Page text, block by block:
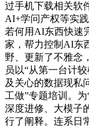
过手机下载相关软
AI+学问产权等实
若何用AI东西快速
家，帮力控制AI东
野、更新了不雅念
员以“从第一台计
及关心的数据现私
工做”专题培训。
深度进修、大模子
行了阐释。连系日